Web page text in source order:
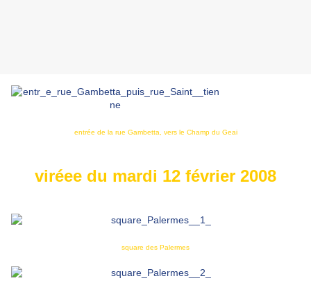
entrée de la rue Gambetta, vers le Champ du Geai
viréee du mardi 12 février 2008
square des Palermes